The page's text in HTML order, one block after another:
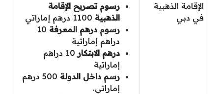
الإقامة الذهبية
في دبي
رسوم تصريح الإقامة
الذهبية
رسوم درهم المعرفة 10
دراهم إماراتية
درهم الابتكار
10 دراهم
إماراتية
رسم داخل الدولة
500 درهم
إماراتي.